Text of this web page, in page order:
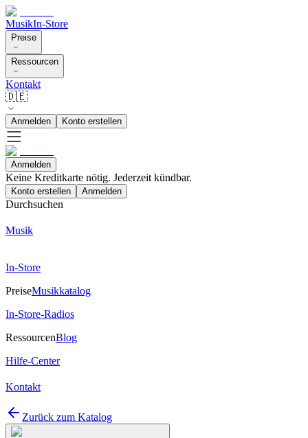
MusikIn-Store
Preise
Ressourcen
Kontakt
🇩🇪
Anmelden Konto erstellen
Anmelden
Keine Kreditkarte nötig. Jederzeit kündbar.
Konto erstellen Anmelden
Durchsuchen
Musik
In-Store
PreiseMusikkatalog
In-Store-Radios
RessourcenBlog
Hilfe-Center
Kontakt
Zurück zum Katalog